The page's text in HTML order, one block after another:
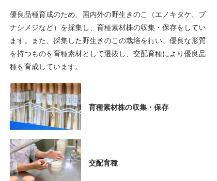
優良品種育成のため、国内外の野生きのこ（エノキタケ、ブ
ナシメジなど）を採集し、育種素材株の収集・保存をしてい
ます。また、 採集した野生きのこの栽培を行い、優良な形質
を持つものを育種素材として選抜し、 交配育種により優良品
種を育成しています。
育種素材株の収集・保存
交配育種